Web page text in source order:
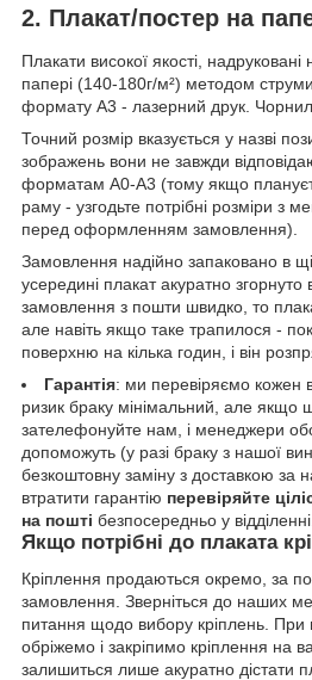
2. Плакат/постер на
Плакати високої якості,
папері (140-180г/м²) методом
формату А3 - лазерний друк.
Точний розмір вказується у назві
зображень вони не завжди
форматам А0-А3 (тому якщо
раму - узгодьте потрібні розміри з
перед оформленням замовлення).
Замовлення надійно запаковано в
усередині плакат акуратно
замовлення з пошти швидко, то
але навіть якщо таке трапилося -
поверхню на кілька годин, і він
Гарантія: ми перевіряємо кожен
ризик браку мінімальний, але якщо
зателефонуйте нам, і менеджери
допоможуть (у разі браку з нашої
безкоштовну заміну з доставкою
втратити гарантію перевіряйте
на пошті безпосередньо у відділенні.
Якщо потрібні до плаката
Кріплення продаються окремо, за
замовлення. Зверніться до наших
питання щодо вибору кріплень. При
обріжемо і закріпимо кріплення на
залишиться лише акуратно дістати